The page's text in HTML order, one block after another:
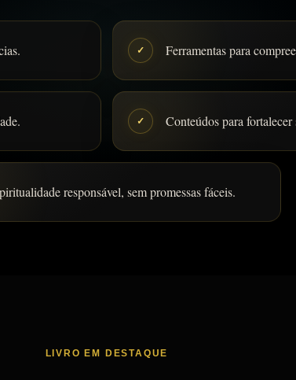
✓ Ferramentas para
✓ Conteúdos para
responsável, sem promessas fáceis.
LIVRO EM DESTAQUE